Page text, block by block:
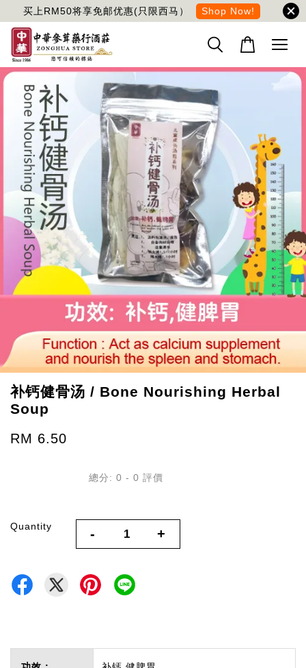
买上RM50将享免邮优惠(只限西马） Shop Now!
补钙健骨汤 / Bone Nourishing Herbal
Soup
RM 6.50
總分: 0 - 0 評價
Quantity - +